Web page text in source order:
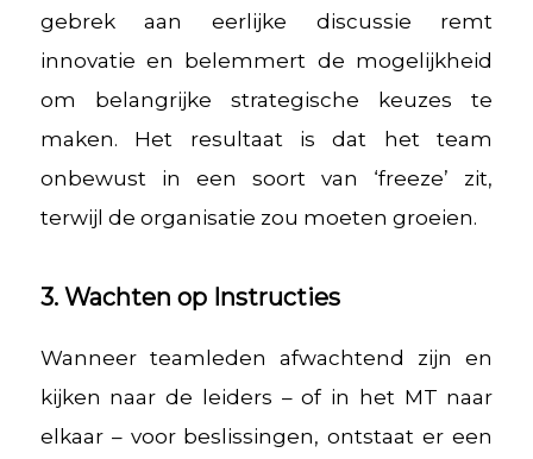
gebrek aan eerlijke discussie remt
innovatie en belemmert de mogelijkheid
om belangrijke strategische keuzes te
maken. Het resultaat is dat het team
onbewust in een soort van ‘freeze’ zit,
terwijl de organisatie zou moeten groeien.
3. Wachten op Instructies
Wanneer teamleden afwachtend zijn en
kijken naar de leiders – of in het MT naar
elkaar – voor beslissingen, ontstaat er een